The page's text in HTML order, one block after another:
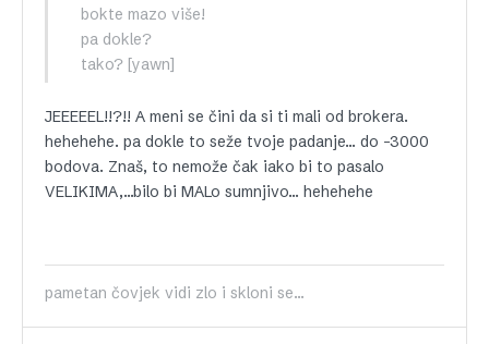
bokte mazo više!
pa dokle?
tako? [yawn]
JEEEEEL!!?!! A meni se čini da si ti mali od brokera.
hehehehe. pa dokle to seže tvoje padanje… do -3000
bodova. Znaš, to nemože čak iako bi to pasalo
VELIKIMA,…bilo bi MALo sumnjivo… hehehehe
pametan čovjek vidi zlo i skloni se...